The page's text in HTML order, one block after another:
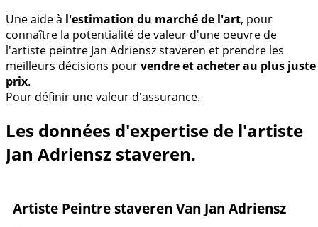
Une aide à l'estimation du marché de l'art, pour
connaître la potentialité de valeur d'une oeuvre de
l'artiste peintre Jan Adriensz staveren et prendre les
meilleurs décisions pourvendre et acheter au plus juste
prix.
Pour définir une valeur d'assurance.
Les données d'expertise de l'artiste
Jan Adriensz staveren.
Artiste Peintre staveren Van Jan Adriensz